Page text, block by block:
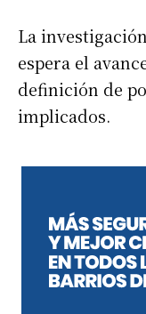
La
espera el
definición de
implicados.